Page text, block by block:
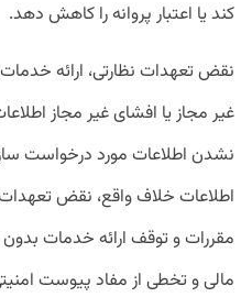
کند یا اعتبار پروانه را کاهش دهد.
نقض تعهدات نظارتی، ارائه
غیر مجاز یا افشای غیر مجاز
نشدن اطلاعات مورد درخواست
اطلاعات خلاف واقع، نقض
مقررات و توقف ارائه خدمات
مالی و تخطی از مفاد پیوست